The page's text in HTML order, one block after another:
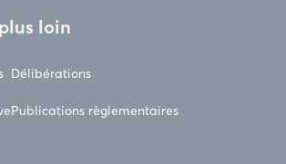
loin
Délibérations
Publications règlementaires